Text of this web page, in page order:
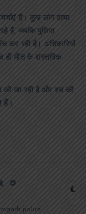
हैं। कुछ लोग हत्या
हैं, जबकि पुलिस
कर रही है। अधिकारियों
ही मौत के वास्तविक
की जा रही है और शव की
हैं।
police